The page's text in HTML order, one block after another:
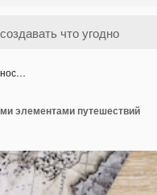
элементами путешествий